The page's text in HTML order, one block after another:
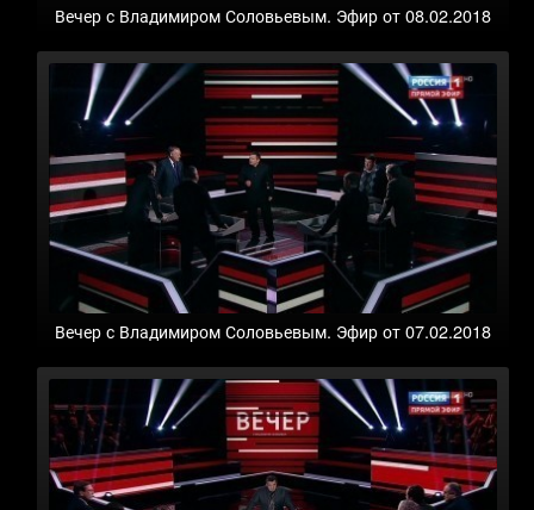
Вечер с Владимиром Соловьевым. Эфир от 08.02.2018
Вечер с Владимиром Соловьевым. Эфир от 07.02.2018